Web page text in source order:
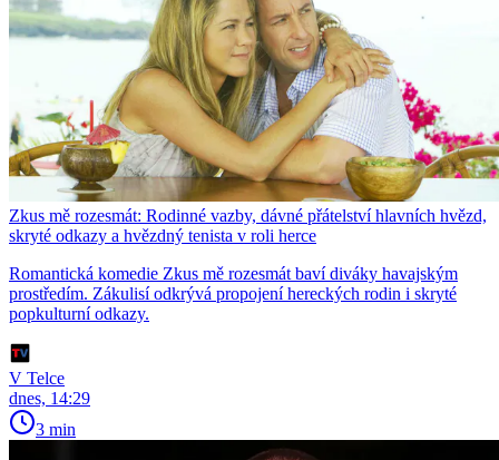
Zkus mě rozesmát: Rodinné vazby, dávné přátelství hlavních hvězd,
skryté odkazy a hvězdný tenista v roli herce
Romantická komedie Zkus mě rozesmát baví diváky havajským
prostředím. Zákulisí odkrývá propojení hereckých rodin i skryté
popkulturní odkazy.
V Telce
dnes, 14:29
3 min